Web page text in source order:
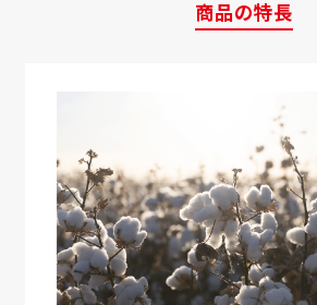
商品の特長